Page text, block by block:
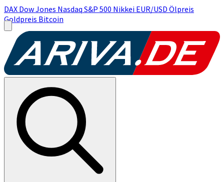
DAX Dow Jones Nasdaq S&P 500 Nikkei EUR/USD Ölpreis
Goldpreis Bitcoin